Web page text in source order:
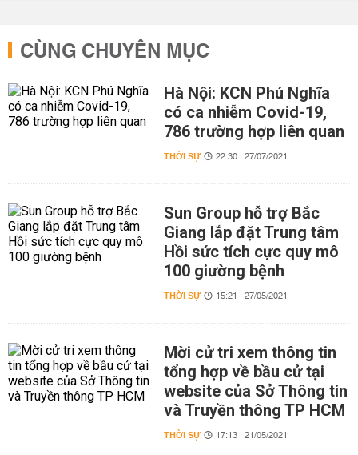
CÙNG CHUYÊN MỤC
Hà Nội: KCN Phú Nghĩa
có ca nhiễm Covid-19,
786 trường hợp liên quan
THỜI SỰ 22:30 | 27/07/2021
Sun Group hỗ trợ Bắc
Giang lắp đặt Trung tâm
Hồi sức tích cực quy mô
100 giường bệnh
THỜI SỰ 15:21 | 27/05/2021
Mời cử tri xem thông tin
tổng hợp về bầu cử tại
website của Sở Thông tin
và Truyền thông TP HCM
THỜI SỰ 17:13 | 21/05/2021